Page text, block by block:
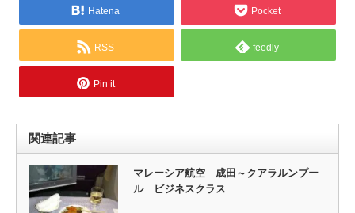
Hatena Pocket
RSS feedly
Pin it
関連記事
マレーシア航空 成田～クアラルンプー
ル ビジネスクラス